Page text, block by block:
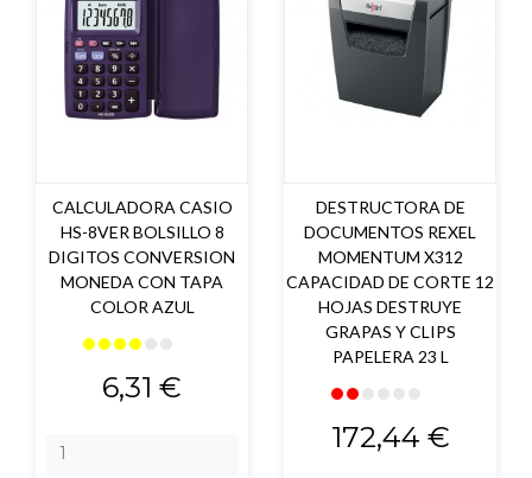
CALCULADORA CASIO
HS-8VER BOLSILLO 8
DIGITOS CONVERSION
MONEDA CON TAPA
COLOR AZUL
Precio
6,31 €
DESTRUCTORA DE
DOCUMENTOS REXEL
MOMENTUM X312
CAPACIDAD DE CORTE 12
HOJAS DESTRUYE
GRAPAS Y CLIPS
PAPELERA 23 L
Precio
172,44 €